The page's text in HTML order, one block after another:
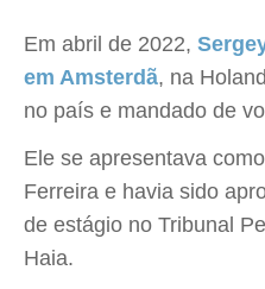
Em abril de 2022,
em Amsterdã, na
no país e mandado de
Ele se apresentava
Ferreira e havia sido
de estágio no Tribunal
Haia.